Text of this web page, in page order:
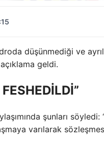
düşünmediği ve
geldi.
şunları
varılarak